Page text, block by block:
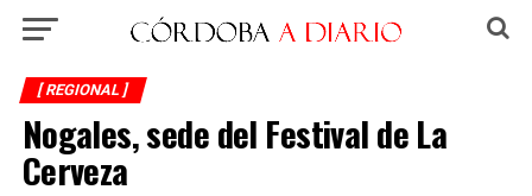
[ REGIONAL ]
Nogales, sede del Festival de La
Cerveza